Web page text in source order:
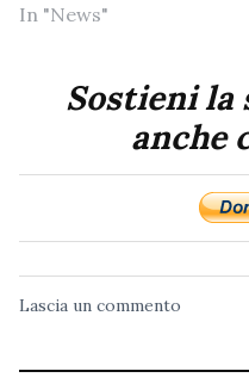
In "News"
Sostieni la
anche
Lascia un commento